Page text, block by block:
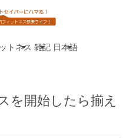
トネス 雑記 日本語
を開始したら揃え